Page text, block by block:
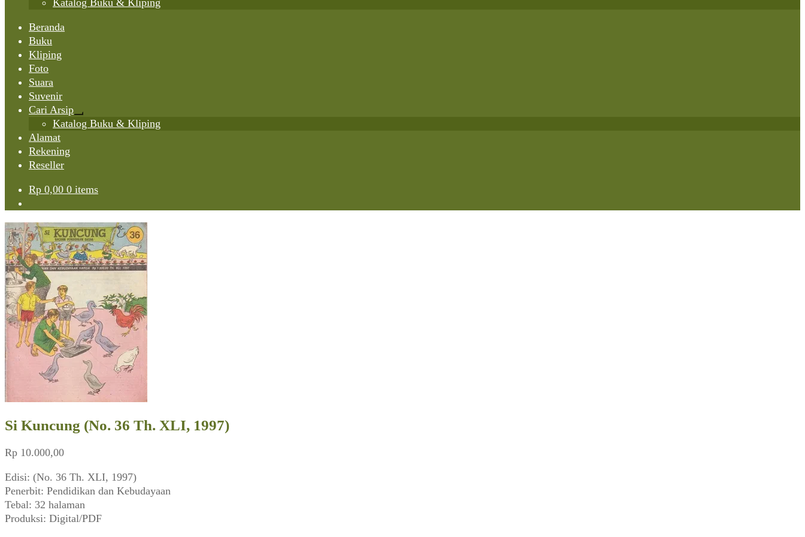
Katalog Buku & Kliping
Beranda
Buku
Kliping
Foto
Suara
Suvenir
Cari Arsip
Expand
child
Katalog Buku & Kliping
Alamat
Rekening
Reseller
Rp 0,00 0 items
Si Kuncung (No. 36 Th. XLI, 1997)
Rp 10.000,00
Edisi: (No. 36 Th. XLI, 1997)
Penerbit: Pendidikan dan Kebudayaan
Tebal: 32 halaman
Produksi: Digital/PDF